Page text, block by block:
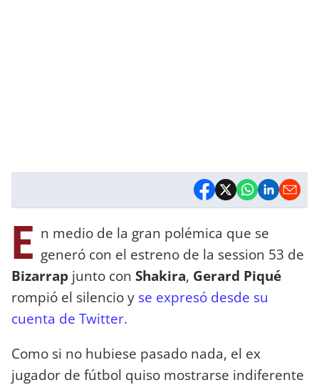
E n medio de la gran polémica que se
generó con el estreno de la session 53 de
Bizarrap junto con Shakira, Gerard Piqué
rompió el silencio y se expresó desde su
cuenta de Twitter.
Como si no hubiese pasado nada, el ex
jugador de fútbol quiso mostrarse indiferente